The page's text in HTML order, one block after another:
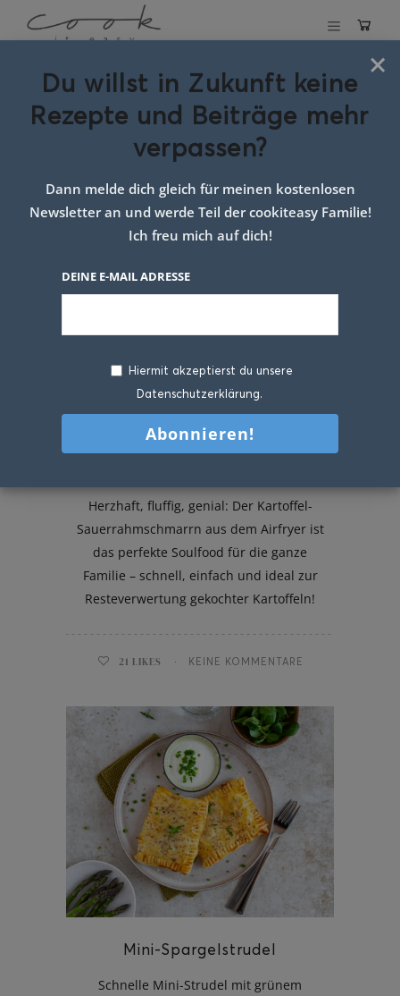
Eis am Stil
Schlagwort:
Kinderfreundliches
Abendessen
Herzhaft, fluffig, genial: Der Kartoffel-
Sauerrahmschmarrn aus dem Airfryer ist
das perfekte Soulfood für die ganze
Familie – schnell, einfach und ideal zur
Resteverwertung gekochter Kartoffeln!
21 LIKES KEINE KOMMENTARE
Mini-Spargelstrudel
Schnelle Mini-Strudel mit grünem
×
Du willst in Zukunft keine
Rezepte und Beiträge mehr
verpassen?
Dann melde dich gleich für meinen kostenlosen
Newsletter an und werde Teil der cookiteasy Familie!
Ich freu mich auf dich!
DEINE E-MAIL ADRESSE
Hiermit akzeptierst du unsere
Datenschutzerklärung.